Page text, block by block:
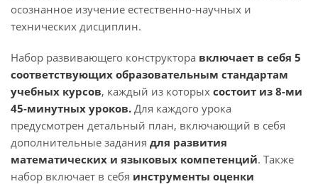
осознанное изучение естественно-научных и
технических дисциплин.
Набор развивающего конструктора включает в себя 5
соответствующих образовательным стандартам
учебных курсов, каждый из которых состоит из 8-ми
45-минутных уроков. Для каждого урока
предусмотрен детальный план, включающий в себя
дополнительные задания для развития
математических и языковых компетенций. Также
набор включает в себя инструменты оценки